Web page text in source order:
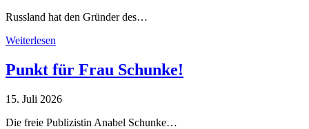
Russland hat den Gründer des…
Weiterlesen
Punkt für Frau Schunke!
15. Juli 2026
Die freie Publizistin Anabel Schunke…